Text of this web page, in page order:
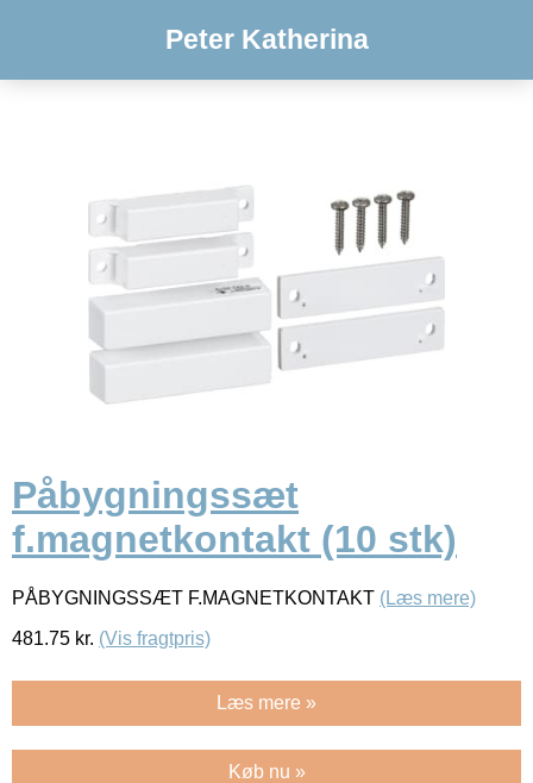
Peter Katherina
Påbygningssæt
f.magnetkontakt (10 stk)
PÅBYGNINGSSÆT F.MAGNETKONTAKT (Læs mere)
481.75 kr. (Vis fragtpris)
Læs mere »
Køb nu »